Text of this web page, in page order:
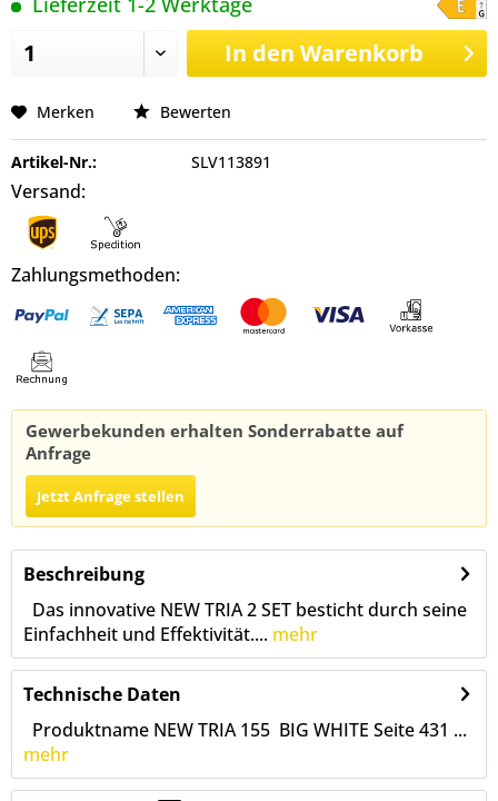
In den Warenkorb
Merken Bewerten
Artikel-Nr.: SLV113891
Versand:
Zahlungsmethoden:
Gewerbekunden erhalten Sonderrabatte auf
Anfrage
Jetzt Anfrage stellen
Beschreibung
Das innovative NEW TRIA 2 SET besticht durch seine
Einfachheit und Effektivität.... mehr
Technische Daten
Produktname NEW TRIA 155 BIG WHITE Seite 431 ...
mehr